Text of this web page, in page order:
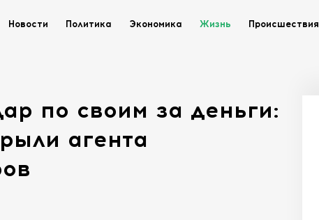
Новости Политика Экономика Жизнь Происшествия
по своим за деньги:
агента